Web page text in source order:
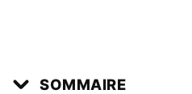
SOMMAIRE